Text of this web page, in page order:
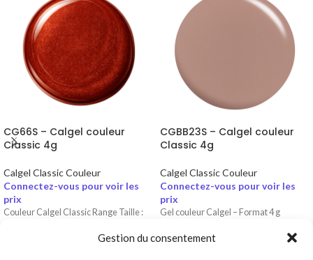
Gestion du consentement
CG66S – Calgel couleur
Classic 4g
Calgel Classic Couleur
Connectez-vous pour voir les
prix
Couleur Calgel Classic Range Taille :
L'application en deux couches offre une
CGBB23S – Calgel couleur
Classic 4g
Calgel Classic Couleur
Connectez-vous pour voir les
prix
Gel couleur Calgel – Format 4 g
• Couvrance : ★★★★ Couvrance